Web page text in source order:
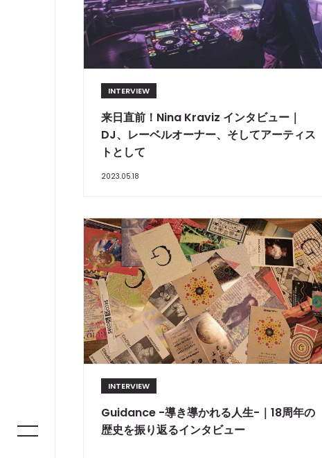
INTERVIEW
来日直前！Nina Kraviz インタビュー｜
DJ、レーベルオーナー、そしてアーティス
トとして
2023.05.18
INTERVIEW
Guidance -導き導かれる人生-｜18周年の
歴史を振り返るインタビュー